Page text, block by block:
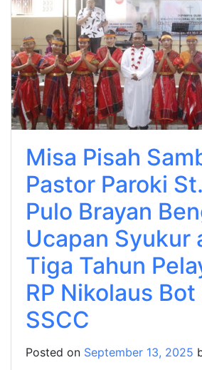
Misa Pisah
Pastor Paroki
Pulo Brayan
Ucapan Syukur
Tiga Tahun
RP Nikolaus
SSCC
Posted on September 13, 2025